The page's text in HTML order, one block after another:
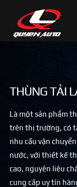
THÙNG TẢI
Là một sản phẩm
trên thị trường, có
nhu cầu vận
nước, với thiết kế
cao, nguyên liệu
cung cấp uy tín